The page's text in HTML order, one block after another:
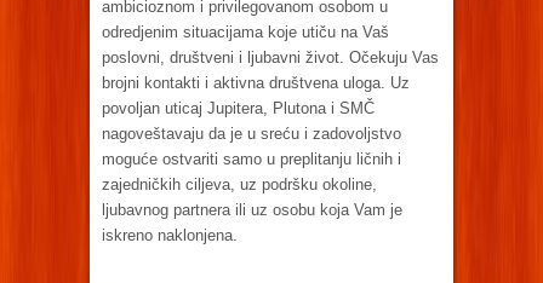
ambicioznom i privilegovanom osobom u
odredjenim situacijama koje utiču na Vaš
poslovni, društveni i ljubavni život. Očekuju Vas
brojni kontakti i aktivna društvena uloga. Uz
povoljan uticaj Jupitera, Plutona i SMČ
nagoveštavaju da je u sreću i zadovoljstvo
moguće ostvariti samo u preplitanju ličnih i
zajedničkih ciljeva, uz podršku okoline,
ljubavnog partnera ili uz osobu koja Vam je
iskreno naklonjena.